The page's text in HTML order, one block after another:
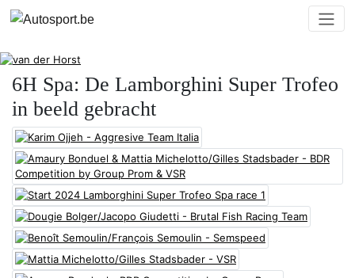
6H Spa: De Lamborghini Super Trofeo
in beeld gebracht